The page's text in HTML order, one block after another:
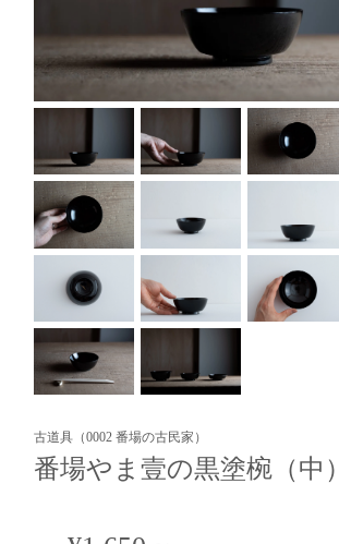
古道具（0002 番場の古民家）
番場やま壹の黒塗椀（中）